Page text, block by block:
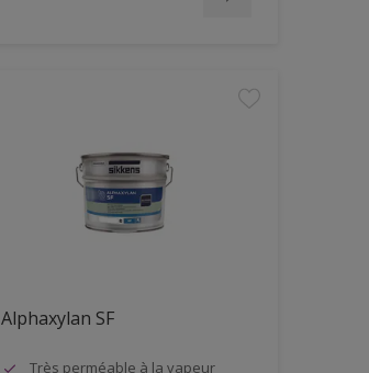
Alphaxylan SF
Très perméable à la vapeur